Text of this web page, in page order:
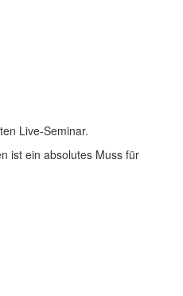
Live-Seminar.
ist ein absolutes Muss für